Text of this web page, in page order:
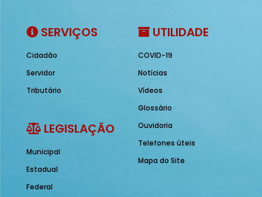
SERVIÇOS
Cidadão
Servidor
Tributário
LEGISLAÇÃO
Municipal
Estadual
Federal
UTILIDADE
COVID-19
Notícias
Vídeos
Glossário
Ouvidoria
Telefones úteis
Mapa do Site